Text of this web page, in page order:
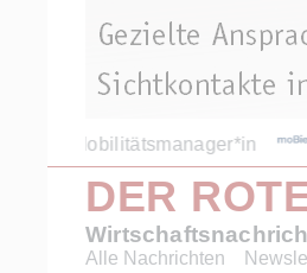
Mobilitätsmanager*in
DER
Alle Nachrichten